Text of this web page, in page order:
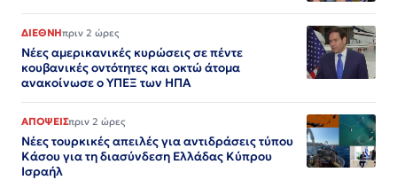
ΔΙΕΘΝΗπριν 2 ώρες
Νέες αμερικανικές κυρώσεις σε πέντε
κουβανικές οντότητες και οκτώ άτομα
ανακοίνωσε ο ΥΠΕΞ των ΗΠΑ
ΑΠΟΨΕΙΣπριν 2 ώρες
Νέες τουρκικές απειλές για αντιδράσεις τύπου
Κάσου για τη διασύνδεση Ελλάδας Κύπρου
Ισραήλ